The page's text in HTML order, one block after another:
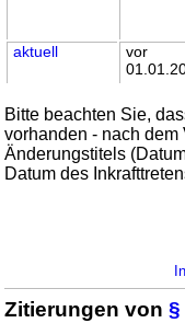
aktuell
vor
Bitte beachten Sie,
vorhanden - nach
Änderungstitels
Datum des
Zitierungen von§